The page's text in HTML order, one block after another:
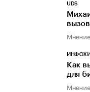
UDS
Как
для